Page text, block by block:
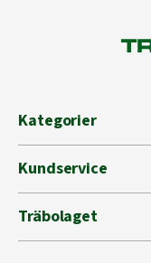
Kategorier
Kundservice
Träbolaget